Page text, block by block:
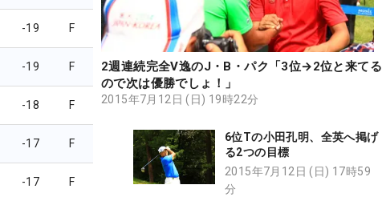
-19 F
-19 F
-18 F
-17 F
-17 F
2週連続完全V逸のJ・B・パク「3位→2位と来てる
ので次は優勝でしょ！」
2015年7月12日 (日) 19時22分
6位Tの小田孔明、全英へ掲げ
る2つの目標
2015年7月12日 (日) 17時59
分